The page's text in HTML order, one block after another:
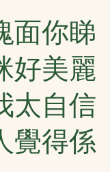
面你睇
好美麗
太自信
覺得係